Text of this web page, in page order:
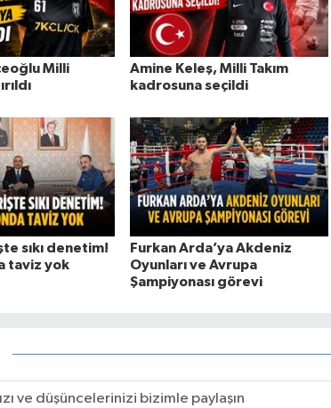
Milli
Amine Keleş, Milli Takım
kadrosuna seçildi
sıkı denetim!
taviz yok
Furkan Arda’ya Akdeniz
Oyunları ve Avrupa
Şampiyonası görevi